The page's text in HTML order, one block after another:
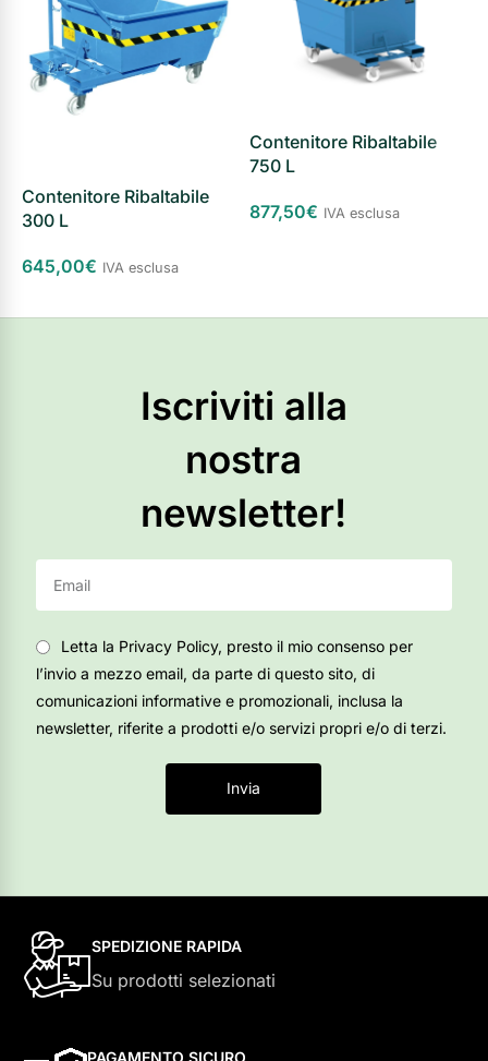
Contenitore Ribaltabile
300 L
645,00€ IVA esclusa
Contenitore Ribaltabile
750 L
877,50€ IVA esclusa
Iscriviti alla
nostra
newsletter!
Letta la Privacy Policy, presto il mio consenso per
l’invio a mezzo email, da parte di questo sito, di
comunicazioni informative e promozionali, inclusa la
newsletter, riferite a prodotti e/o servizi propri e/o di terzi.
Invia
SPEDIZIONE RAPIDA
Su prodotti selezionati
PAGAMENTO SICURO